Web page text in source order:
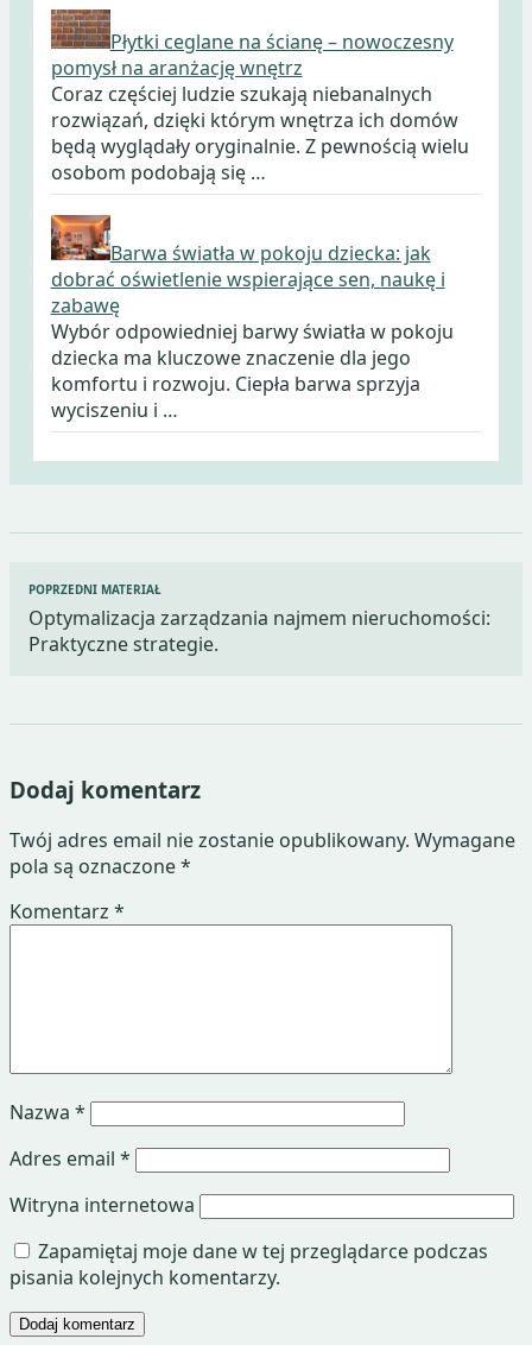
Płytki ceglane na ścianę – nowoczesny
pomysł na aranżację wnętrz
Coraz częściej ludzie szukają niebanalnych
rozwiązań, dzięki którym wnętrza ich domów
będą wyglądały oryginalnie. Z pewnością wielu
osobom podobają się …
Barwa światła w pokoju dziecka: jak
dobrać oświetlenie wspierające sen, naukę i
zabawę
Wybór odpowiedniej barwy światła w pokoju
dziecka ma kluczowe znaczenie dla jego
komfortu i rozwoju. Ciepła barwa sprzyja
wyciszeniu i …
Nawigacja
wpisu
POPRZEDNI MATERIAŁ
Optymalizacja zarządzania najmem nieruchomości:
Praktyczne strategie.
Dodaj komentarz
Twój adres email nie zostanie opublikowany. Wymagane
pola są oznaczone*
Komentarz *
Nazwa *
Adres email *
Witryna internetowa
Zapamiętaj moje dane w tej przeglądarce podczas
pisania kolejnych komentarzy.